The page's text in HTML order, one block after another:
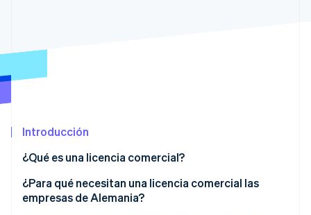
Atlas
Verificación de identidad en línea
Introducción
¿Qué es una licencia comercial?
¿Para qué necesitan una licencia comercial las
empresas de Alemania?